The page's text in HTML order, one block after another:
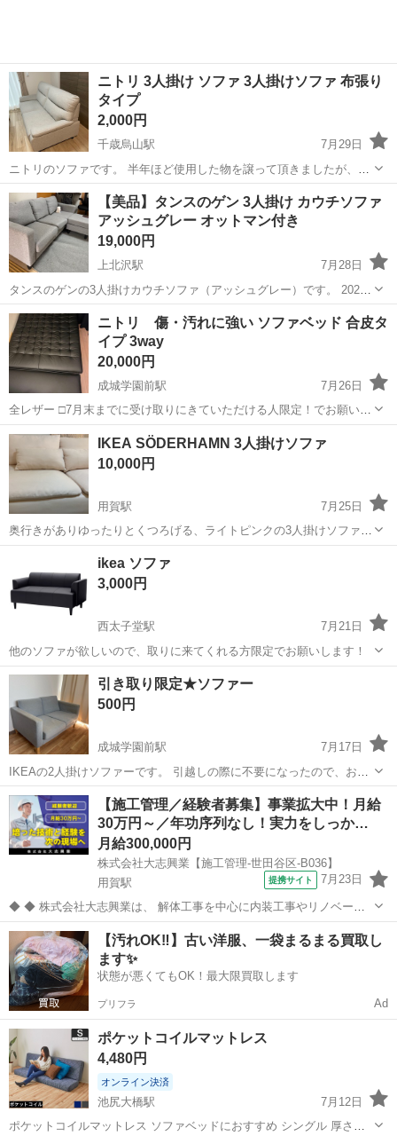
ニトリ 3人掛け ソファ 3人掛けソファ 布張り
タイプ
2,000円
千歳烏山駅
7月29日
ニトリのソファです。 半年ほど使用した物を譲って頂きましたが、不
要になりました。 【サイズ】幅174×奥行85×高さ85cm 【傷などの状
態】とくに目立った傷はありませんが多少の使用感はあります。 【ア
ピールポイント】状態は...
東京 世田谷区 千歳烏山駅 ソファ
【美品】タンスのゲン 3人掛け カウチソファ
アッシュグレー オットマン付き
19,000円
上北沢駅
7月28日
タンスのゲンの3人掛けカウチソファ（アッシュグレー）です。 2025
年10月に新品で購入しました。 あまり使用しておらず、建物内で保管
していたため比較的きれいな状態です。 商品情報 ・メーカー：タンス
のゲン ・カラー：ア...
東京 世田谷区 上北沢駅 ソファ
ニトリ 傷・汚れに強い ソファベッド 合皮タ
イプ 3way
20,000円
成城学園前駅
7月26日
全レザー □7月末までに受け取りにきていただける人限定！でお願いし
ます。 3年前に購入して、10万円？ぐらいで、まだ美品です。 - 色: 黒
- デザイン: キルティングデザイン - 状態:美品ですが 小さな傷あり ま
だま...
東京 世田谷区 成城学園前駅 ソファ
IKEA SÖDERHAMN 3人掛けソファ
10,000円
用賀駅
7月25日
奥行きがありゆったりとくつろげる、ライトピンクの3人掛けソファで
す。 - ブランド: IKEA - モデル: SÖDERHAMN ソーデルハムン - カラ
ikea ソファ
3,000円
西太子堂駅
7月21日
他のソファが欲しいので、取りに来てくれる方限定でお願いします！
東京 世田谷区 西太子堂駅
引き取り限定★ソファー
500円
成城学園前駅
7月17日
IKEAの2人掛けソファーです。 引越しの際に不要になったので、お引
き取りいただける方を探しております。 黄ばみが少し、手すり部分に
ありますので、ご確認ください。
東京 世田谷区 成城学園前駅 ソファ
【施工管理／経験者募集】事業拡大中！月給
30万円～／年功序列なし！実力をしっか…
月給300,000円
株式会社大志興業【施工管理-世田谷区-B036】
用賀駅
提携サイト 7月23日
◆ ◆ 株式会社大志興業は、 解体工事を中心に内装工事やリノベーシ
ョン工事まで幅広く手掛ける総合建設企業です。 住宅・店舗・ビルな
ど多様な現場に対応し、解体から施工、廃棄物処理まで一貫して行っ
ています。 20代～40代の...
東京 世田谷区 用賀駅 その他
【汚れOK‼️】古い洋服、一袋まるまる買取し
ます✨
状態が悪くてもOK！最大限買取します
プリフラ Ad
ポケットコイルマットレス
4,480円
オンライン決済
池尻大橋駅
7月12日
ポケットコイルマットレス ソファベッドにおすすめ シングル 厚さ